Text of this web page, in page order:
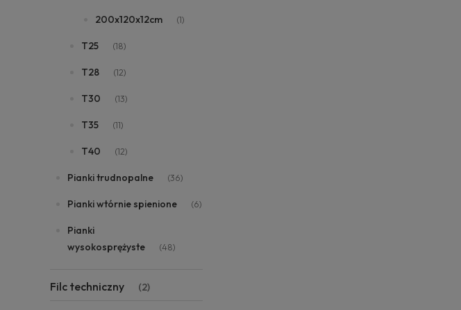
200x120x12cm (1)
T25 (18)
T28 (12)
T30 (13)
T35 (11)
T40 (12)
Pianki trudnopalne (36)
Pianki wtórnie spienione (6)
Pianki
wysokosprężyste
(48)
Filc techniczny (2)